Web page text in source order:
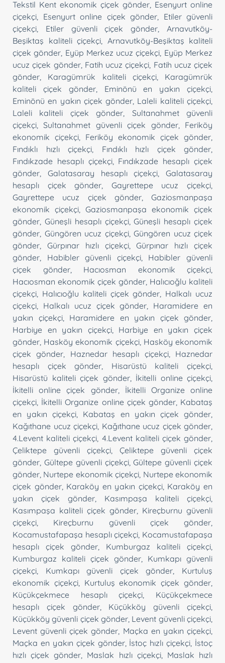
Tekstil Kent ekonomik çiçek gönder Esenyurt online
çiçekçi
Esenyurt online çiçek gönder
Etiler güvenli
çiçekçi
Etiler güvenli çiçek gönder ,Arnavutköy-
Beşiktaş kaliteli çiçekçi
Arnavutköy-Beşiktaş kaliteli
çiçek gönder Eyüp Merkez ucuz çiçekçi Eyüp Merkez
ucuz çiçek gönder, Fatih ucuz çiçekçi Fatih ucuz çiçek
gönder
Karagümrük kaliteli çiçekçi, Karagümrük
kaliteli çiçek gönder, Eminönü en yakın çiçekçi
Eminönü en yakın çiçek gönder Laleli kaliteli çiçekçi
Laleli kaliteli çiçek gönder
Sultanahmet güvenli
çiçekçi ,Sultanahmet güvenli çiçek gönder, Feriköy
ekonomik çiçekçi
Feriköy ekonomik çiçek gönder
Fındıklı hızlı çiçekçi
Fındıklı hızlı çiçek gönder
Fındıkzade hesaplı çiçekçi, Fındıkzade hesaplı çiçek
gönder
Galatasaray hesaplı çiçekçi
Galatasaray
hesaplı çiçek gönder
Gayrettepe ucuz çiçekçi
Gayrettepe ucuz çiçek gönder, Gaziosmanpaşa
ekonomik çiçekçi
Gaziosmanpaşa ekonomik çiçek
gönder Güneşli hesaplı çiçekçi,Güneşli hesaplı çiçek
gönder Güngören ucuz çiçekçi, Güngören ucuz çiçek
gönder
Gürpınar hızlı çiçekçi,Gürpınar hızlı çiçek
gönder
Habibler güvenli çiçekçi, Habibler güvenli
çiçek gönder, Hacıosman ekonomik çiçekçi
Hacıosman ekonomik çiçek gönder Halıcıoğlu kaliteli
çiçekçi Halıcıoğlu kaliteli çiçek gönder Halkalı ucuz
çiçekçi
Halkalı ucuz çiçek gönder
Haramidere en
yakın çiçekçi, Haramidere en yakın çiçek gönder
Harbiye en yakın çiçekçi, Harbiye en yakın çiçek
gönder Hasköy ekonomik çiçekçi, Hasköy ekonomik
çiçek gönder
Haznedar hesaplı çiçekçi, Haznedar
hesaplı çiçek gönder
Hisarüstü kaliteli çiçekçi
Hisarüstü kaliteli çiçek gönder, İkitelli online çiçekçi
İkitelli online çiçek gönder, İkitelli Organize online
çiçekçi İkitelli Organize online çiçek gönder, Kabataş
en yakın çiçekçi
Kabataş en yakın çiçek gönder
Kağıthane ucuz çiçekçi Kağıthane ucuz çiçek gönder
4.Levent kaliteli çiçekçi 4.Levent kaliteli çiçek gönder
Çeliktepe güvenli çiçekçi
Çeliktepe güvenli çiçek
gönder Gültepe güvenli çiçekçi,Gültepe güvenli çiçek
gönder Nurtepe ekonomik çiçekçi Nurtepe ekonomik
çiçek gönder, Karaköy en yakın çiçekçi, Karaköy en
yakın çiçek gönder
Kasımpaşa kaliteli çiçekçi
Kasımpaşa kaliteli çiçek gönder Kireçburnu güvenli
çiçekçi
Kireçburnu güvenli çiçek gönder
Kocamustafapaşa hesaplı çiçekçi Kocamustafapaşa
hesaplı çiçek gönder
Kumburgaz kaliteli çiçekçi
Kumburgaz kaliteli çiçek gönder
Kumkapı güvenli
çiçekçi
Kumkapı güvenli çiçek gönder
Kurtuluş
ekonomik çiçekçi, Kurtuluş ekonomik çiçek gönder
Küçükçekmece hesaplı çiçekçi
Küçükçekmece
hesaplı çiçek gönder, Küçükköy güvenli çiçekçi
Küçükköy güvenli çiçek gönder Levent güvenli çiçekçi
Levent güvenli çiçek gönder Maçka en yakın çiçekçi
Maçka en yakın çiçek gönder, İstoç hızlı çiçekçi İstoç
hızlı çiçek gönder
Maslak hızlı çiçekçi, Maslak hızlı